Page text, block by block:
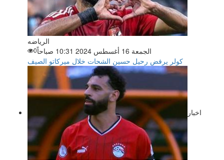
الرياضه
الجمعة 16 أغسطس 2024 10:31 صباحاً
0
كولر يرفض رحيل حسين الشحات خلال ميركاتو الصيف
اخبار